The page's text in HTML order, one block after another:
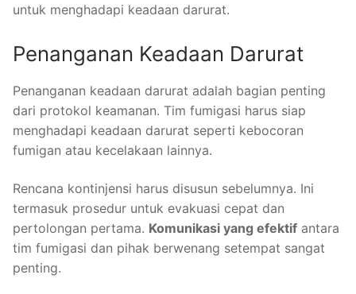
untuk menghadapi keadaan darurat.
Penanganan Keadaan Darurat
Penanganan keadaan darurat adalah bagian penting
dari protokol keamanan. Tim fumigasi harus siap
menghadapi keadaan darurat seperti kebocoran
fumigan atau kecelakaan lainnya.
Rencana kontinjensi harus disusun sebelumnya. Ini
termasuk prosedur untuk evakuasi cepat dan
pertolongan pertama. Komunikasi yang efektif antara
tim fumigasi dan pihak berwenang setempat sangat
penting.